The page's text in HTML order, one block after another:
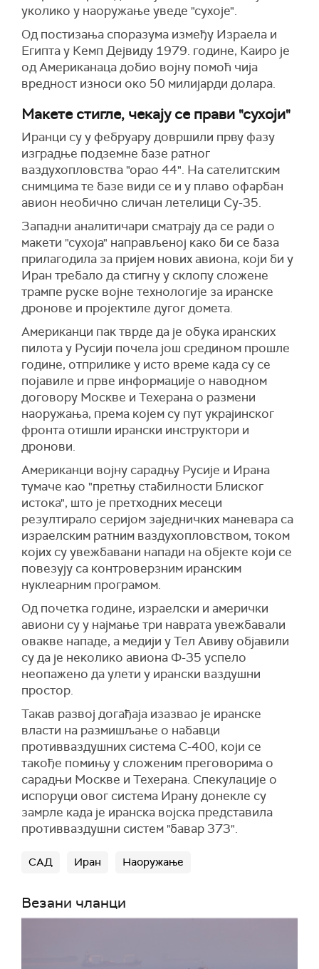
уколико у наоружање уведе "сухоје".
Од постизања споразума између Израела и
Египта у Кемп Дејвиду 1979. године, Каиро је
од Американаца добио војну помоћ чија
вредност износи око 50 милијарди долара.
Макете стигле, чекају се прави "сухоји"
Иранци су у фебруару довршили прву фазу
изградње подземне базе ратног
ваздухопловства "орао 44". На сателитским
снимцима те базе види се и у плаво офарбан
авион необично сличан летелици Су-35.
Западни аналитичари сматрају да се ради о
макети "сухоја" направљеној како би се база
прилагодила за пријем нових авиона, који би у
Иран требало да стигну у склопу сложене
трампе руске војне технологије за иранске
дронове и пројектиле дугог домета.
Американци пак тврде да је обука иранских
пилота у Русији почела још средином прошле
године, отприлике у исто време када су се
појавиле и прве информације о наводном
договору Москве и Техерана о размени
наоружања, према којем су пут украјинског
фронта отишли ирански инструктори и
дронови.
Американци војну сарадњу Русије и Ирана
тумаче као "претњу стабилности Блиског
истока", што је претходних месеци
резултирало серијом заједничких маневара са
израелским ратним ваздухопловством, током
којих су увежбавани напади на објекте који се
повезују са контроверзним иранским
нуклеарним програмом.
Од почетка године, израелски и амерички
авиони су у најмање три наврата увежбавали
овакве нападе, а медији у Тел Авиву објавили
су да је неколико авиона Ф-35 успело
неопажено да улети у ирански ваздушни
простор.
Такав развој догађаја изазвао је иранске
власти на размишљање о набавци
противваздушних система С-400, који се
такође помињу у сложеним преговорима о
сарадњи Москве и Техерана. Спекулације о
испоруци овог система Ирану донекле су
замрле када је иранска војска представила
противваздушни систем "бавар 373".
САД Иран Наоружање
Везани чланци